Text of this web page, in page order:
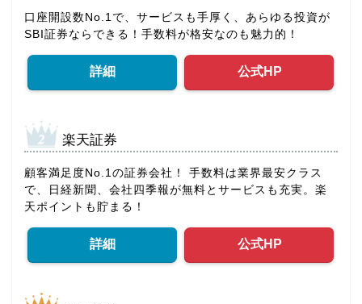
口座開設数No.1で、サービスも手厚く、あらゆる投資が
SBI証券ならできる！手数料が格安なのも魅力的！
詳細 公式HP
楽天証券
顧客満足度No.1の証券会社！ 手数料は業界最安クラス
で、日経新聞、会社四季報が無料とサービスも充実。楽
天ポイントも貯まる！
詳細 公式HP